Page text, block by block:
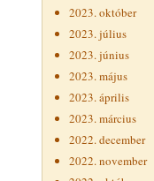
2023. október
2023. július
2023. június
2023. május
2023. április
2023. március
2022. december
2022. november